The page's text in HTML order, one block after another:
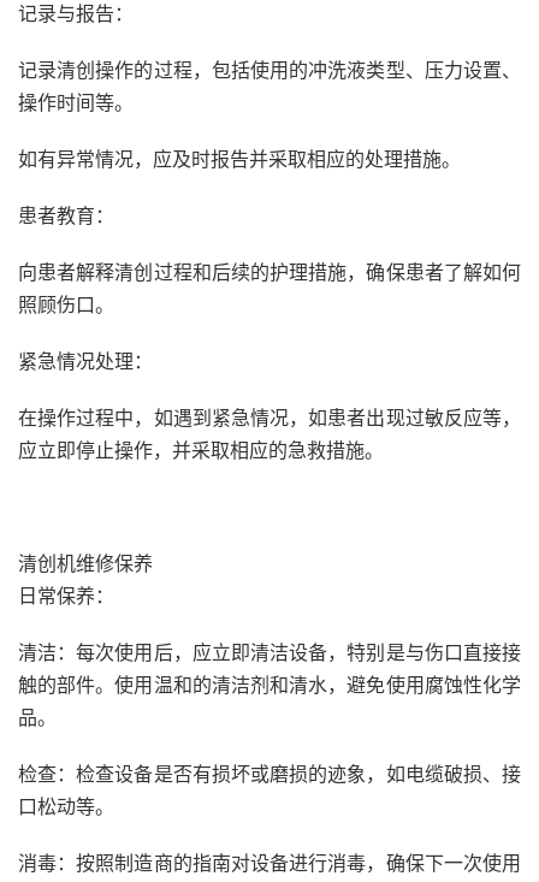
记录与报告：
记录清创操作的过程，包括使用的冲洗液类型、压力设置、
操作时间等。
如有异常情况，应及时报告并采取相应的处理措施。
患者教育：
向患者解释清创过程和后续的护理措施，确保患者了解如何
照顾伤口。
紧急情况处理：
在操作过程中，如遇到紧急情况，如患者出现过敏反应等，
应立即停止操作，并采取相应的急救措施。
清创机维修保养
日常保养：
清洁：每次使用后，应立即清洁设备，特别是与伤口直接接
触的部件。使用温和的清洁剂和清水，避免使用腐蚀性化学
品。
检查：检查设备是否有损坏或磨损的迹象，如电缆破损、接
口松动等。
消毒：按照制造商的指南对设备进行消毒，确保下一次使用